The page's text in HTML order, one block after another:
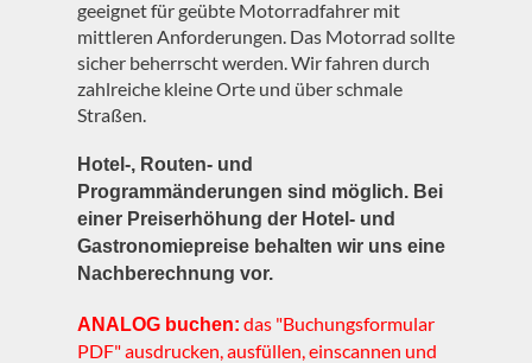
geeignet für geübte Motorradfahrer mit
mittleren Anforderungen. Das Motorrad sollte
sicher beherrscht werden. Wir fahren durch
zahlreiche kleine Orte und über schmale
Straßen.
Hotel-, Routen- und
Programmänderungen sind möglich. Bei
einer Preiserhöhung der Hotel- und
Gastronomiepreise behalten wir uns eine
Nachberechnung vor.
ANALOG buchen: das "Buchungsformular
PDF" ausdrucken, ausfüllen, einscannen und